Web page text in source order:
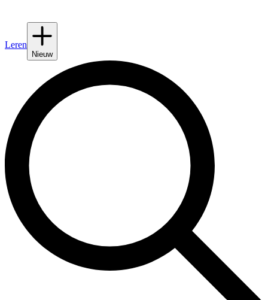
Leren
Nieuw